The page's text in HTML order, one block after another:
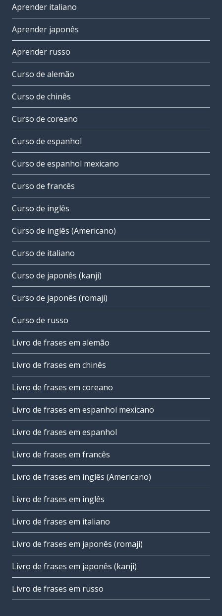
Aprender italiano
Aprender japonês
Aprender russo
Curso de alemão
Curso de chinês
Curso de coreano
Curso de espanhol
Curso de espanhol mexicano
Curso de francês
Curso de inglês
Curso de inglês (Americano)
Curso de italiano
Curso de japonês (kanji)
Curso de japonês (romaji)
Curso de russo
Livro de frases em alemão
Livro de frases em chinês
Livro de frases em coreano
Livro de frases em espanhol mexicano
Livro de frases em espanhol
Livro de frases em francês
Livro de frases em inglês (Americano)
Livro de frases em inglês
Livro de frases em italiano
Livro de frases em japonês (romaji)
Livro de frases em japonês (kanji)
Livro de frases em russo